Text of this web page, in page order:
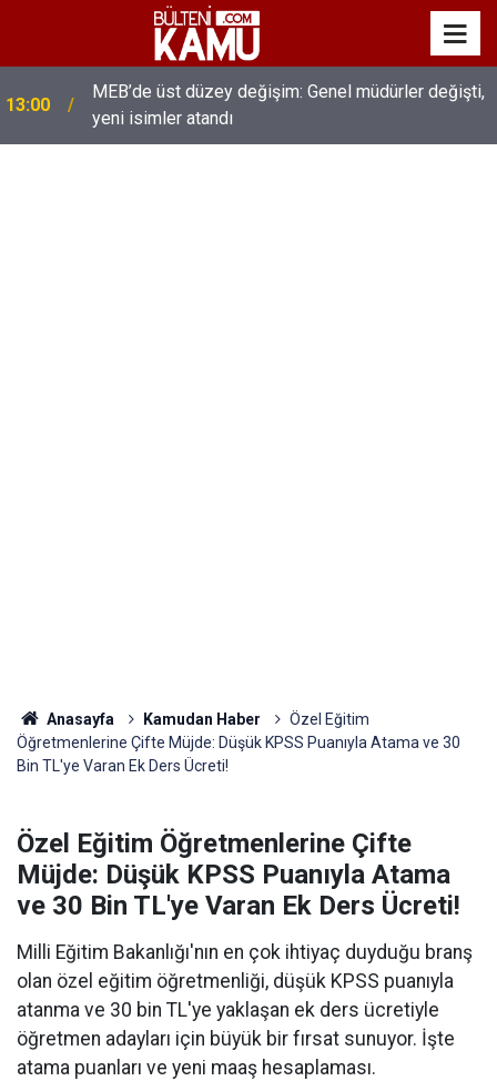
13:00
MEB’de üst düzey değişim: Genel müdürler değişti,
yeni isimler atandı
Anasayfa Kamudan Haber
Özel Eğitim
Öğretmenlerine Çifte Müjde: Düşük KPSS Puanıyla Atama ve 30
Bin TL'ye Varan Ek Ders Ücreti!
Özel Eğitim Öğretmenlerine Çifte
Müjde: Düşük KPSS Puanıyla Atama
ve 30 Bin TL'ye Varan Ek Ders Ücreti!
Milli Eğitim Bakanlığı'nın en çok ihtiyaç duyduğu branş
olan özel eğitim öğretmenliği, düşük KPSS puanıyla
atanma ve 30 bin TL'ye yaklaşan ek ders ücretiyle
öğretmen adayları için büyük bir fırsat sunuyor. İşte
atama puanları ve yeni maaş hesaplaması.